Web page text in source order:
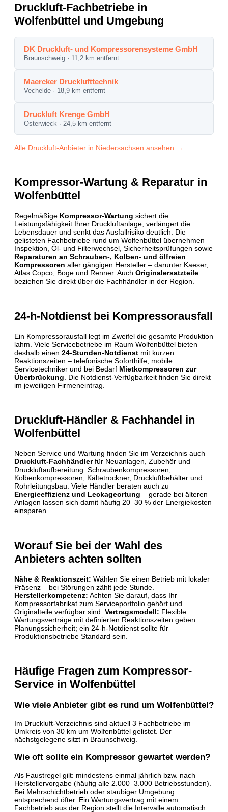
Druckluft-Fachbetriebe in
Wolfenbüttel und Umgebung
DK Druckluft- und Kompressorensysteme GmbH
Braunschweig · 11,2 km entfernt
Maercker Drucklufttechnik
Vechelde · 18,9 km entfernt
Druckluft Krenge GmbH
Osterwieck · 24,5 km entfernt
Alle Druckluft-Anbieter in Niedersachsen ansehen →
Kompressor-Wartung & Reparatur in
Wolfenbüttel
Regelmäßige Kompressor-Wartung sichert die
Leistungsfähigkeit Ihrer Druckluftanlage, verlängert die
Lebensdauer und senkt das Ausfallrisiko deutlich. Die
gelisteten Fachbetriebe rund um Wolfenbüttel übernehmen
Inspektion, Öl- und Filterwechsel, Sicherheits­prüfungen sowie
Reparaturen an Schrauben-, Kolben- und ölfreien
Kompressoren aller gängigen Hersteller – darunter Kaeser,
Atlas Copco, Boge und Renner. Auch Originalersatzteile
beziehen Sie direkt über die Fachhändler in der Region.
24-h-Notdienst bei Kompressorausfall
Ein Kompressorausfall legt im Zweifel die gesamte Produktion
lahm. Viele Servicebetriebe im Raum Wolfenbüttel bieten
deshalb einen 24-Stunden-Notdienst mit kurzen
Reaktionszeiten – telefonische Soforthilfe, mobile
Servicetechniker und bei Bedarf Mietkompressoren zur
Überbrückung . Die Notdienst-Verfügbarkeit finden Sie direkt
im jeweiligen Firmeneintrag.
Druckluft-Händler & Fachhandel in
Wolfenbüttel
Neben Service und Wartung finden Sie im Verzeichnis auch
Druckluft-Fachhändlerfür Neuanlagen, Zubehör und
Druckluftaufbereitung: Schraubenkompressoren,
Kolbenkompressoren, Kältetrockner, Druckluftbehälter und
Rohrleitungsbau. Viele Händler beraten auch zu
Energieeffizienz und Leckageortung – gerade bei älteren
Anlagen lassen sich damit häufig 20–30 % der Energiekosten
einsparen.
Worauf Sie bei der Wahl des
Anbieters achten sollten
Nähe & Reaktionszeit: Wählen Sie einen Betrieb mit lokaler
Präsenz – bei Störungen zählt jede Stunde.
Herstellerkompetenz: Achten Sie darauf, dass Ihr
Kompressorfabrikat zum Serviceportfolio gehört und
Originalteile verfügbar sind. Vertragsmodell: Flexible
Wartungsverträge mit definierten Reaktionszeiten geben
Planungssicherheit; ein 24-h-Notdienst sollte für
Produktionsbetriebe Standard sein.
Häufige Fragen zum Kompressor-
Service in Wolfenbüttel
Wie viele Anbieter gibt es rund um Wolfenbüttel?
Im Druckluft-Verzeichnis sind aktuell 3 Fachbetriebe im
Umkreis von 30 km um Wolfenbüttel gelistet. Der
nächstgelegene sitzt in Braunschweig.
Wie oft sollte ein Kompressor gewartet werden?
Als Faustregel gilt: mindestens einmal jährlich bzw. nach
Herstellervorgabe (häufig alle 2.000–3.000 Betriebsstunden).
Bei Mehrschichtbetrieb oder staubiger Umgebung
entsprechend öfter. Ein Wartungsvertrag mit einem
Fachbetrieb aus der Region stellt die Intervalle automatisch